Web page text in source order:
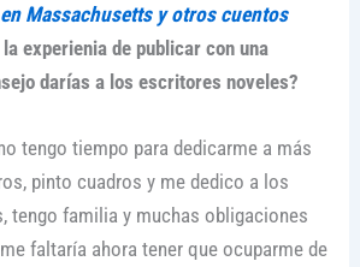
Massachusetts y otros cuentos
experienia de publicar con una
darías a los escritores noveles?
tengo tiempo para dedicarme a más
pinto cuadros y me dedico a los
tengo familia y muchas obligaciones
faltaría ahora tener que ocuparme de